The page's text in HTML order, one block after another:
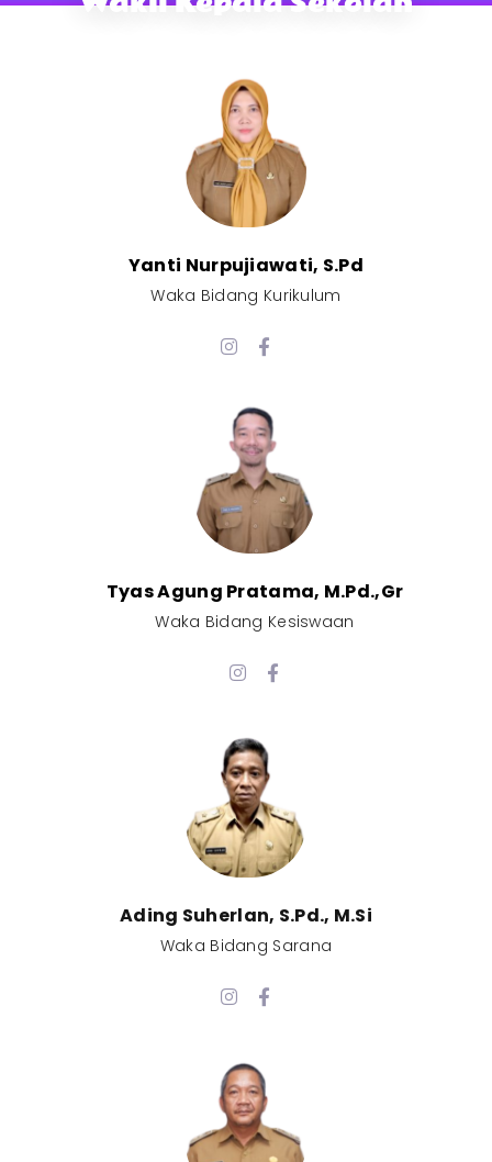
Yanti Nurpujiawati, S.Pd
Waka Bidang Kurikulum
Tyas Agung Pratama, M.Pd.,Gr​
Waka Bidang Kesiswaan​
Ading Suherlan, S.Pd., M.Si​
Waka Bidang Sarana​